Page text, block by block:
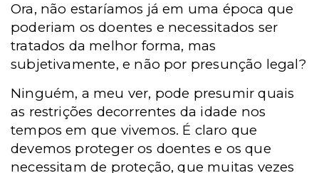
Ora, não estaríamos já em uma época que
poderiam os doentes e necessitados ser
tratados da melhor forma, mas
subjetivamente, e não por presunção legal?
Ninguém, a meu ver, pode presumir quais
as restrições decorrentes da idade nos
tempos em que vivemos. É claro que
devemos proteger os doentes e os que
necessitam de proteção, que muitas vezes